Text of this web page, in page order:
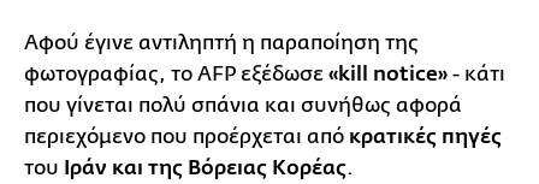
Αφού έγινε αντιληπτή η παραποίηση της
φωτογραφίας, το AFP εξέδωσε «kill notice» - κάτι
που γίνεται πολύ σπάνια και συνήθως αφορά
περιεχόμενο που προέρχεται από κρατικές πηγές
του Ιράν και της Βόρειας Κορέας.